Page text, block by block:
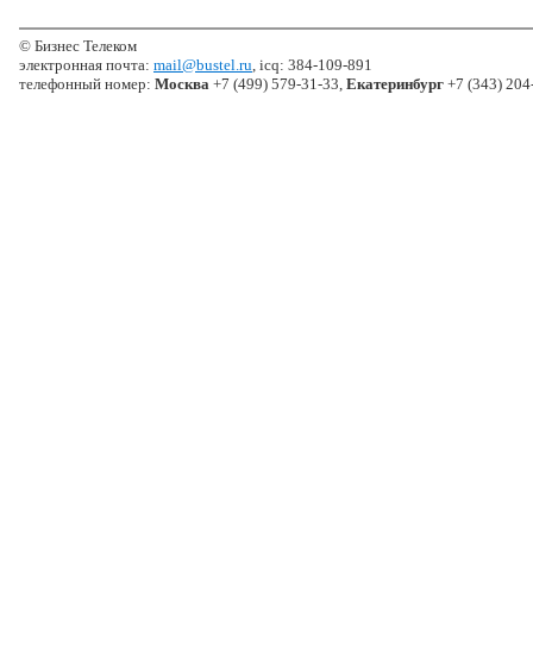
© Бизнес Телеком
электронная почта: mail@bustel.ru, icq: 384-109-891
телефонный номер: Москва +7 (499) 579-31-33, Екатеринбург +7 (343)